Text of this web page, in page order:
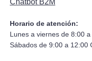
Chatbot B2M
Horario de atención:
Lunes a viernes de 8:00
Sábados de 9:00 a 12:00